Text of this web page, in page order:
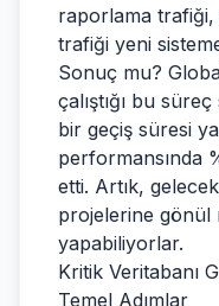
raporlama
trafiği yeni
Sonuç mu?
çalıştığı bu
bir geçiş süresi
performansında
etti. Artık,
projelerine gönül
yapabiliyorlar.
Kritik Veritabanı
Temel Adımlar